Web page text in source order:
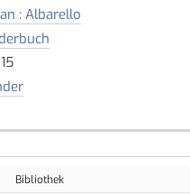
: Albarello
Bibliothek